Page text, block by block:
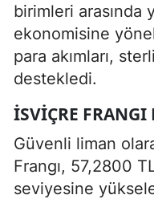
birimleri arasında
ekonomisine
para akımları,
destekledi.
İSVIÇRE
Güvenli liman
Frangı, 57,2800
seviyesine